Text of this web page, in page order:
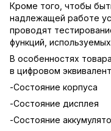
Кроме того, чтобы
надлежащей работе
проводят
функций,
В особенностях
в цифровом
-Состояние корпуса
-Состояние дисплея
-Состояние